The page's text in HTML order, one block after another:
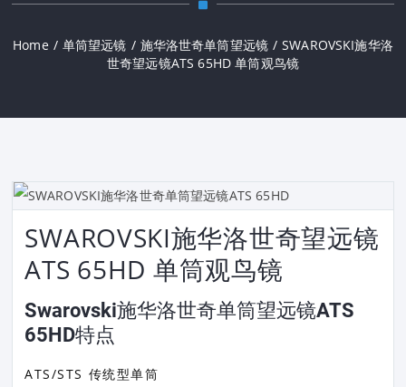
Home / 单筒望远镜 / 施华洛世奇单筒望远镜 / SWAROVSKI施华洛
世奇望远镜ATS 65HD 单筒观鸟镜
SWAROVSKI施华洛世奇望远镜
ATS 65HD 单筒观鸟镜
Swarovski施华洛世奇单筒望远镜ATS
65HD特点
ATS/STS 传统型单筒